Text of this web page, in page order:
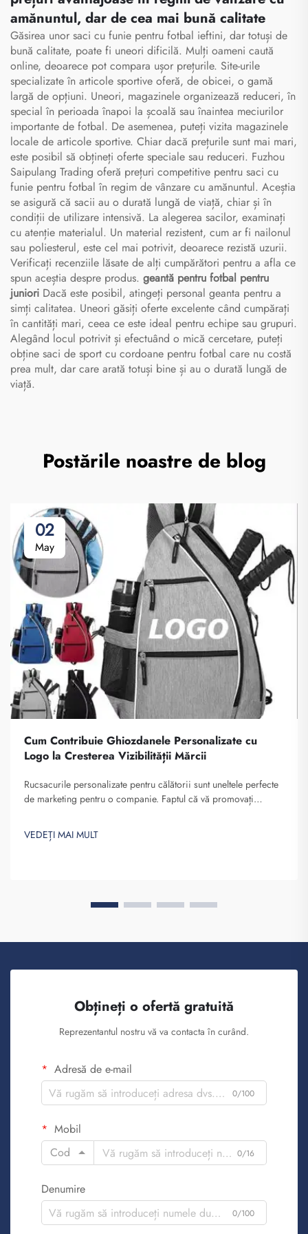
amănuntul, dar de cea mai bună calitate
Găsirea unor saci cu funie pentru fotbal ieftini, dar totuși de
bună calitate, poate fi uneori dificilă. Mulți oameni caută
online, deoarece pot compara ușor prețurile. Site-urile
specializate în articole sportive oferă, de obicei, o gamă
largă de opțiuni. Uneori, magazinele organizează reduceri, în
special în perioada înapoi la școală sau înaintea meciurilor
importante de fotbal. De asemenea, puteți vizita magazinele
locale de articole sportive. Chiar dacă prețurile sunt mai mari,
este posibil să obțineți oferte speciale sau reduceri. Fuzhou
Saipulang Trading oferă prețuri competitive pentru saci cu
funie pentru fotbal în regim de vânzare cu amănuntul. Aceștia
se asigură că sacii au o durată lungă de viață, chiar și în
condiții de utilizare intensivă. La alegerea sacilor, examinați
cu atenție materialul. Un material rezistent, cum ar fi nailonul
sau poliesterul, este cel mai potrivit, deoarece rezistă uzurii.
Verificați recenziile lăsate de alți cumpărători pentru a afla ce
spun aceștia despre produs. geantă pentru fotbal pentru
juniori Dacă este posibil, atingeți personal geanta pentru a
simți calitatea. Uneori găsiți oferte excelente când cumpărați
în cantități mari, ceea ce este ideal pentru echipe sau grupuri.
Alegând locul potrivit și efectuând o mică cercetare, puteți
obține saci de sport cu cordoane pentru fotbal care nu costă
prea mult, dar care arată totuși bine și au o durată lungă de
viață.
Postările noastre de blog
02
May
Cum Contribuie Ghiozdanele Personalizate cu
Logo la Cresterea Vizibilității Mărcii
Rucsacurile personalizate pentru călătorii sunt uneltele perfecte
de marketing pentru o companie. Faptul că vă promovați
dvs. pe spate...
VEDEȚI MAI MULT
Obțineți o ofertă gratuită
Reprezentantul nostru vă va contacta în curând.
Adresă de e-mail
0/100
Mobil
Cod
0/16
Denumire
0/100